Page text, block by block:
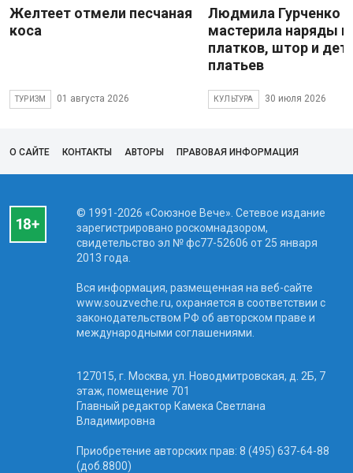
Желтеет отмели песчаная
коса
ТУРИЗМ 01 августа 2026
Людмила Гурченко
мастерила наряды
платков, штор и
платьев
КУЛЬТУРА 30 июля 2026
О САЙТЕ КОНТАКТЫ АВТОРЫ ПРАВОВАЯ ИНФОРМАЦИЯ
© 1991-2026 «Союзное Вече». Сетевое издание
зарегистрировано роскомнадзором,
свидетельство эл № фc77-52606 от 25 января
2013 года.
Вся информация, размещенная на веб-сайте
www.souzveche.ru, охраняется в соответствии с
законодательством РФ об авторском праве и
международными соглашениями.
127015, г. Москва, ул. Новодмитровская, д. 2Б, 7
этаж, помещение 701
Главный редактор Камека Светлана
Владимировна
Приобретение авторских прав: 8 (495) 637-64-88
(доб.8800)